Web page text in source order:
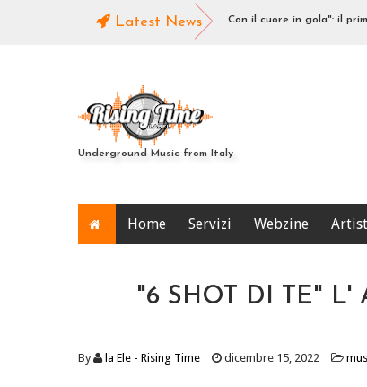
Latest News
nuovo singolo rub-a-dub Con il cuore in gola": il primo
Underground Music from Italy
Home Servizi Webzine
"6 SHOT DI TE" L'
By la Ele - Rising Time dicembre 15, 2022